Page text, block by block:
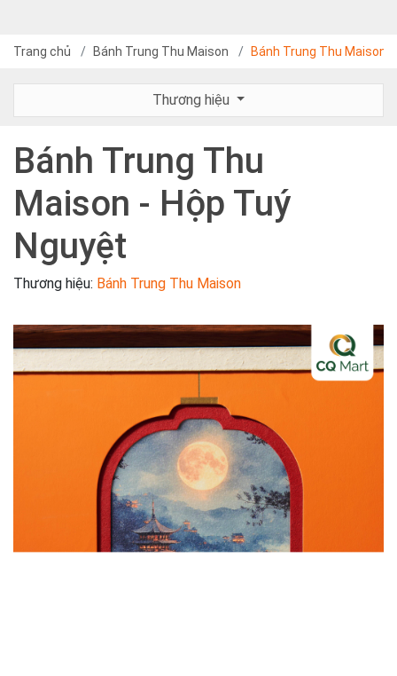
Trang chủ Bánh Trung Thu Maison Bánh Trung Thu Maison -
Thương hiệu
Bánh Trung Thu
Maison - Hộp Tuý
Nguyệt
Thương hiệu: Bánh Trung Thu Maison